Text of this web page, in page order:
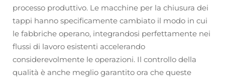
processo produttivo. Le macchine per la chiusura dei
tappi hanno specificamente cambiato il modo in cui
le fabbriche operano, integrandosi perfettamente nei
flussi di lavoro esistenti accelerando
considerevolmente le operazioni. Il controllo della
qualità è anche meglio garantito ora che queste